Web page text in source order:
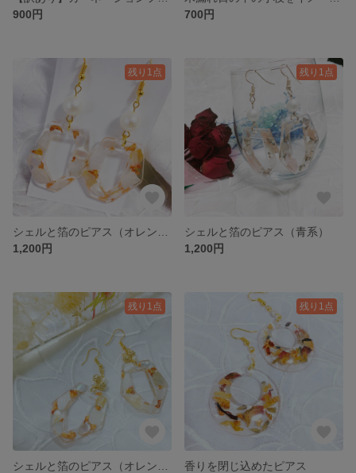
900円
700円
残り1点
1,200円
残り1点
シェルと箔のピアス（青系）
1,200円
残り1点 残り1点
香りを閉じ込めたピアス